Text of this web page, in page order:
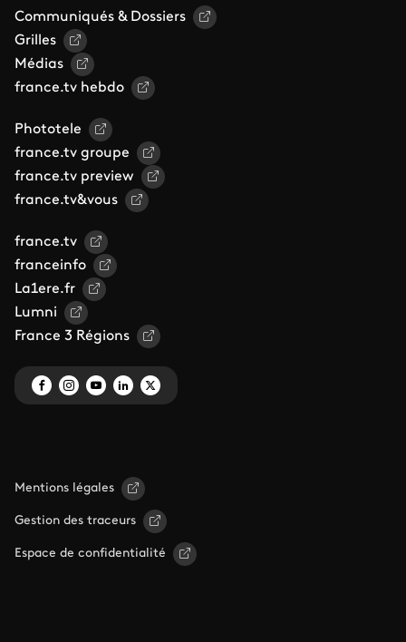
Communiqués & Dossiers
Grilles
Médias
france.tv hebdo
Phototele
france.tv groupe
france.tv preview
france.tv&vous
france.tv
franceinfo
La1ere.fr
Lumni
France 3 Régions
Mentions légales
Gestion des traceurs
Espace de confidentialité